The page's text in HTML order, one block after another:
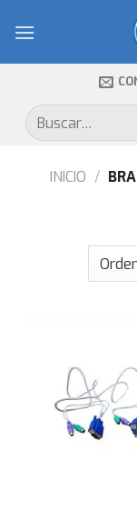
Buscar
por:
INICIO /